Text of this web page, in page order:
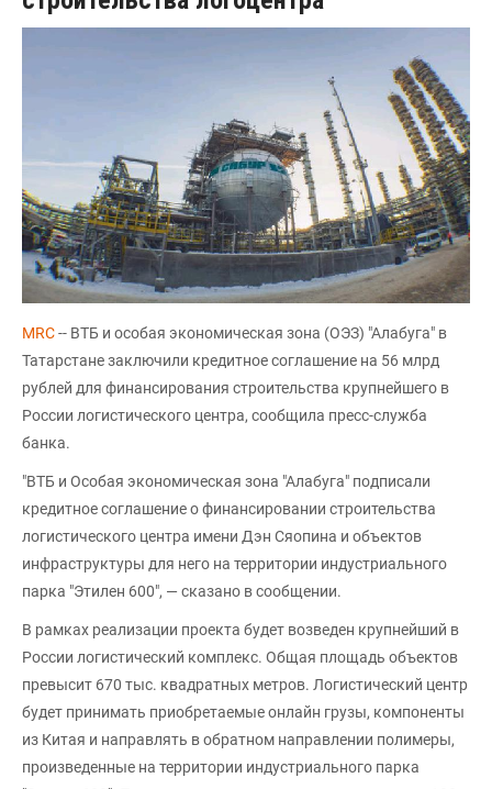
MRC-- ВТБ и особая экономическая зона (ОЭЗ) "Алабуга" в
Татарстане заключили кредитное соглашение на 56 млрд
рублей для финансирования строительства крупнейшего в
России логистического центра, сообщила пресс-служба
банка.
"ВТБ и Особая экономическая зона "Алабуга" подписали
кредитное соглашение о финансировании строительства
логистического центра имени Дэн Сяопина и объектов
инфраструктуры для него на территории индустриального
парка "Этилен 600", — сказано в сообщении.
В рамках реализации проекта будет возведен крупнейший в
России логистический комплекс. Общая площадь объектов
превысит 670 тыс. квадратных метров. Логистический центр
будет принимать приобретаемые онлайн грузы, компоненты
из Китая и направлять в обратном направлении полимеры,
произведенные на территории индустриального парка